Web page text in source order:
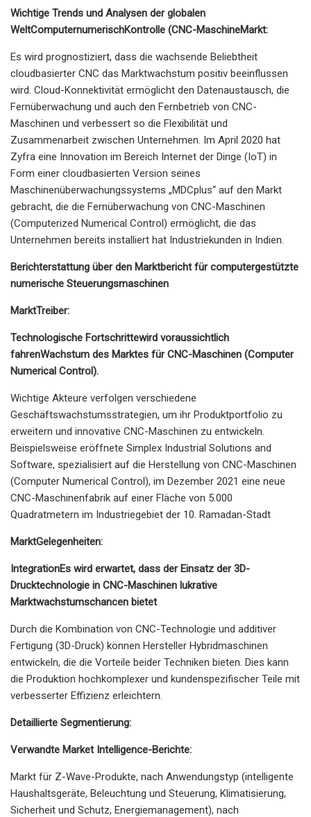
Wichtige Trends und Analysen der globalen
WeltComputernumerischKontrolle (CNC-MaschineMarkt:
Es wird prognostiziert, dass die wachsende Beliebtheit
cloudbasierter CNC das Marktwachstum positiv beeinflussen
wird. Cloud-Konnektivität ermöglicht den Datenaustausch, die
Fernüberwachung und auch den Fernbetrieb von CNC-
Maschinen und verbessert so die Flexibilität und
Zusammenarbeit zwischen Unternehmen. Im April 2020 hat
Zyfra eine Innovation im Bereich Internet der Dinge (IoT) in
Form einer cloudbasierten Version seines
Maschinenüberwachungssystems „MDCplus“ auf den Markt
gebracht, die die Fernüberwachung von CNC-Maschinen
(Computerized Numerical Control) ermöglicht, die das
Unternehmen bereits installiert hat Industriekunden in Indien.
Berichterstattung über den Marktbericht für computergestützte
numerische Steuerungsmaschinen
MarktTreiber:
Technologische Fortschrittewird voraussichtlich
fahrenWachstum des Marktes für CNC-Maschinen (Computer
Numerical Control).
Wichtige Akteure verfolgen verschiedene
Geschäftswachstumsstrategien, um ihr Produktportfolio zu
erweitern und innovative CNC-Maschinen zu entwickeln.
Beispielsweise eröffnete Simplex Industrial Solutions and
Software, spezialisiert auf die Herstellung von CNC-Maschinen
(Computer Numerical Control), im Dezember 2021 eine neue
CNC-Maschinenfabrik auf einer Fläche von 5.000
Quadratmetern im Industriegebiet der 10. Ramadan-Stadt
MarktGelegenheiten:
IntegrationEs wird erwartet, dass der Einsatz der 3D-
Drucktechnologie in CNC-Maschinen lukrative
Marktwachstumschancen bietet
Durch die Kombination von CNC-Technologie und additiver
Fertigung (3D-Druck) können Hersteller Hybridmaschinen
entwickeln, die die Vorteile beider Techniken bieten. Dies kann
die Produktion hochkomplexer und kundenspezifischer Teile mit
verbesserter Effizienz erleichtern.
Detaillierte Segmentierung:
Verwandte Market Intelligence-Berichte:
Markt für Z-Wave-Produkte, nach Anwendungstyp (intelligente
Haushaltsgeräte, Beleuchtung und Steuerung, Klimatisierung,
Sicherheit und Schutz, Energiemanagement), nach